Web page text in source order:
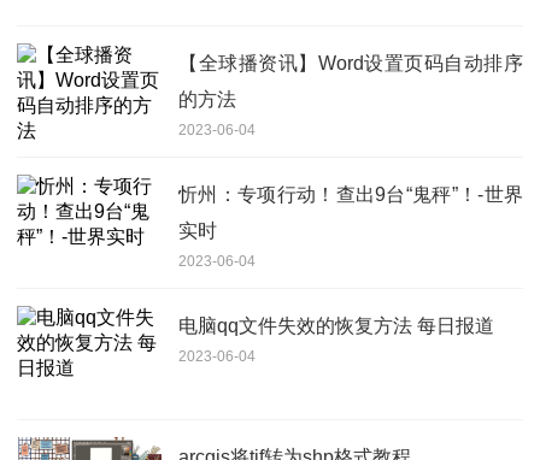
【全球播资讯】Word设置页码自动排序
的方法
2023-06-04
忻州：专项行动！查出9台“鬼秤”！-世界
实时
2023-06-04
电脑qq文件失效的恢复方法 每日报道
2023-06-04